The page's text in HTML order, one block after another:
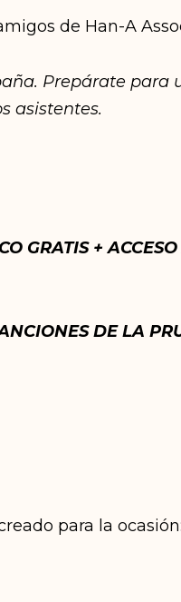
de Han-A
Prepárate para
asistentes.
GRATIS +
DE LA
para la ocasión: